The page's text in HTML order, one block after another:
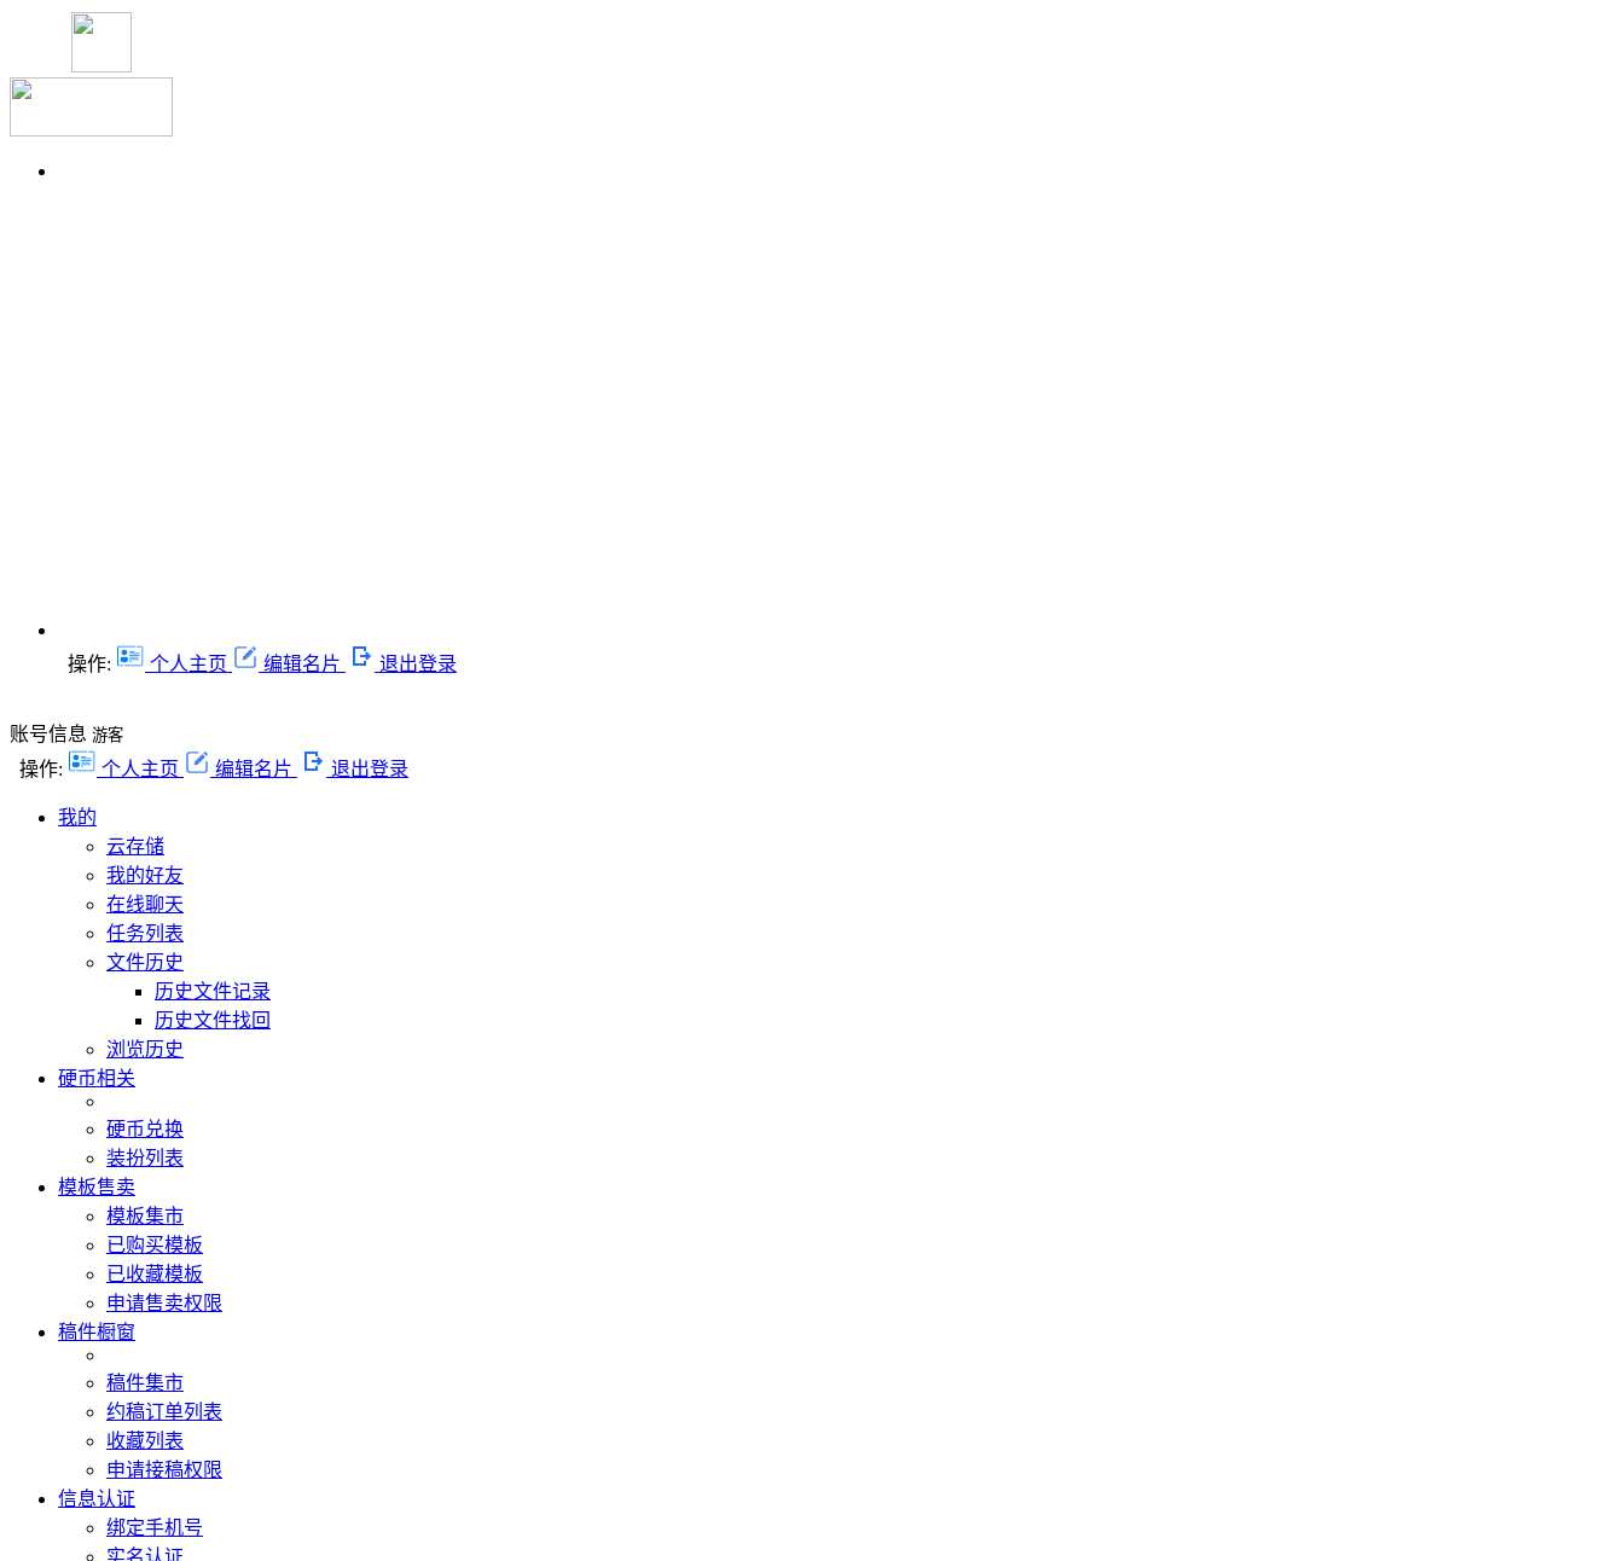
操作: 个人主页 编辑名片 退出登录
账号信息 游客
操作: 个人主页 编辑名片 退出登录
我的
云存储
我的好友
在线聊天
任务列表
文件历史
历史文件记录
历史文件找回
浏览历史
硬币相关
硬币兑换
装扮列表
模板售卖
模板集市
已购买模板
已收藏模板
申请售卖权限
稿件橱窗
稿件集市
约稿订单列表
收藏列表
申请接稿权限
信息认证
绑定手机号
实名认证